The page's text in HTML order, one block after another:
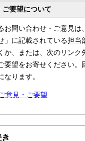
ご要望について
お問い合わせ・ご意見は
」に記載されている担
か、または、次のリンク
要望をお寄せください。
なります。
意見・ご要望